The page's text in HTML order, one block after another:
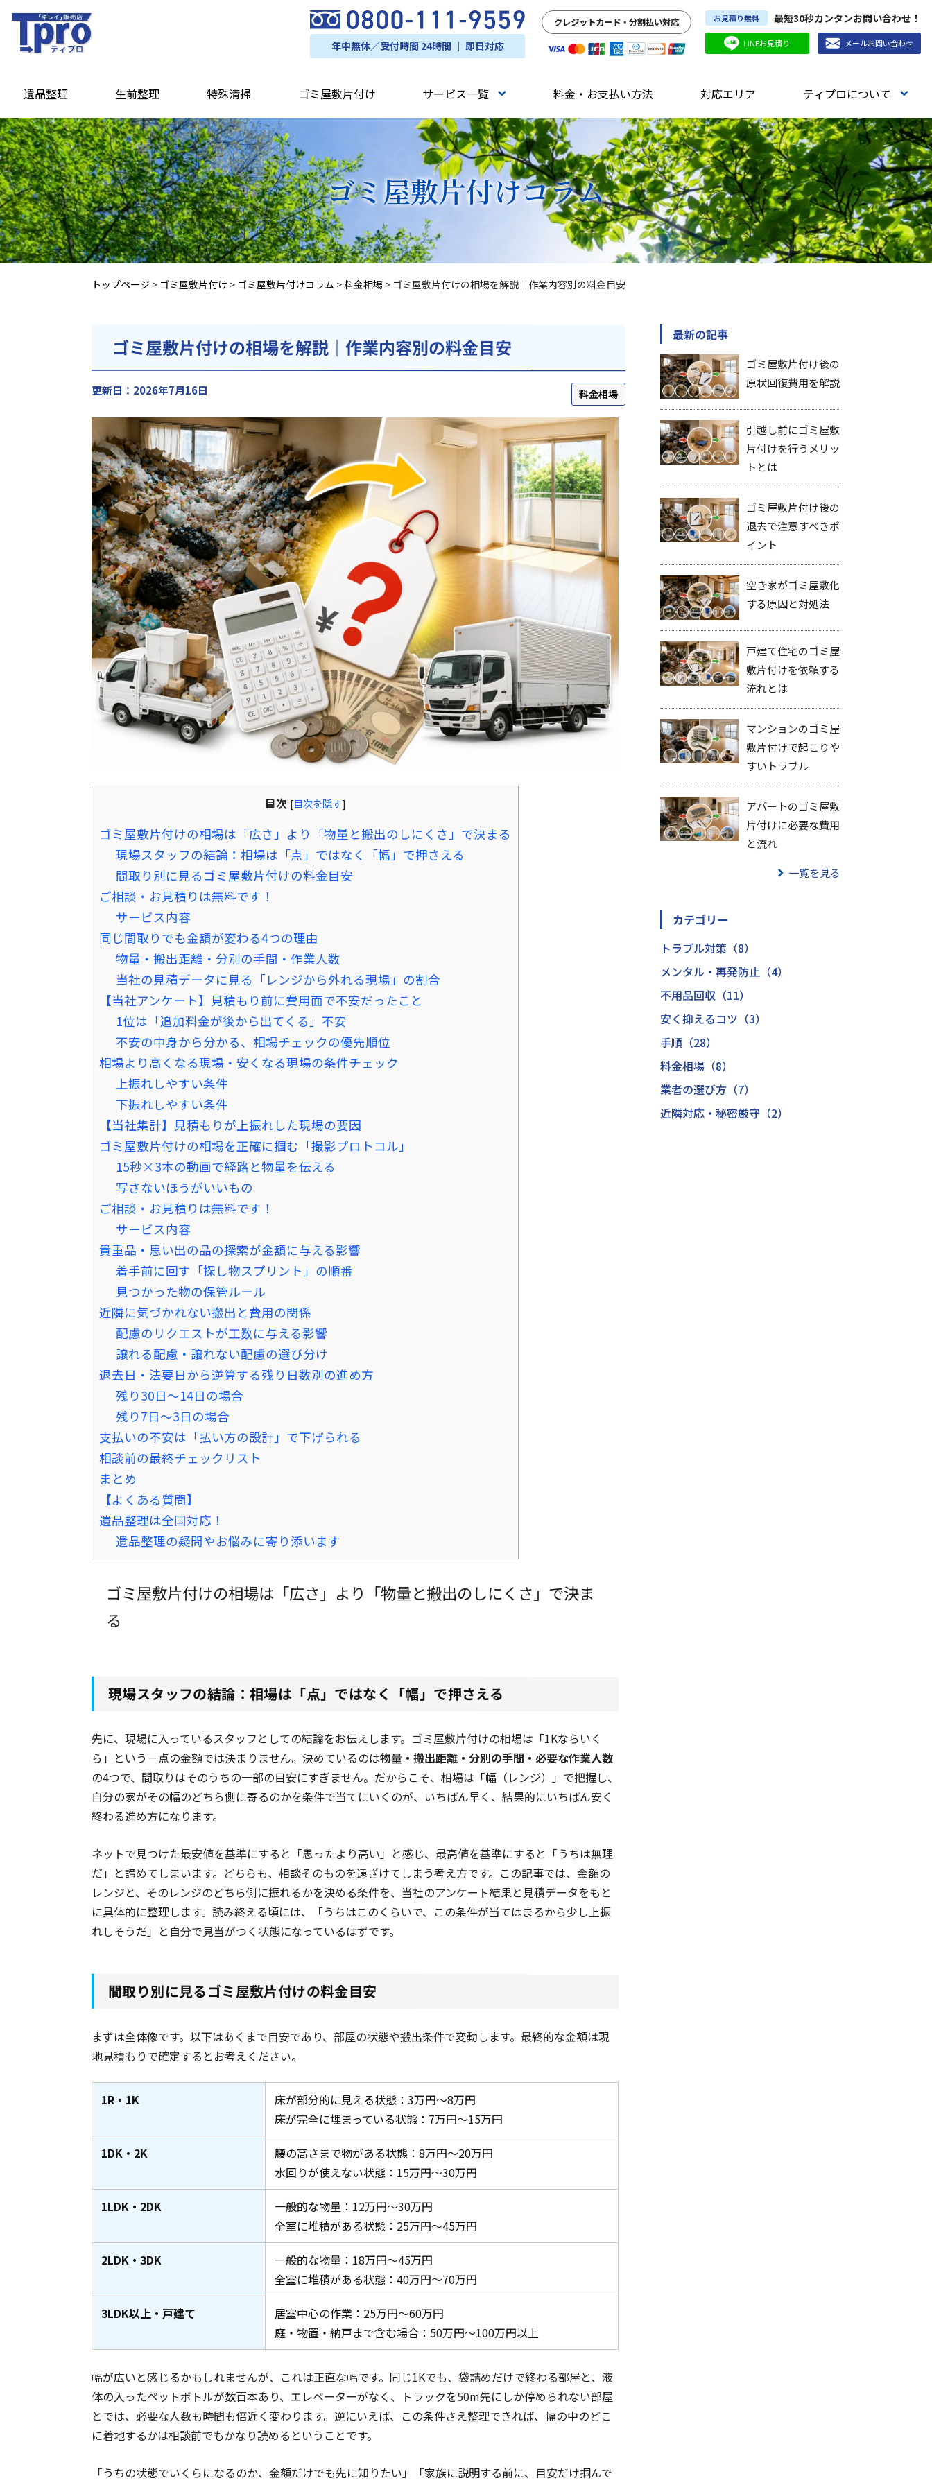
年中無休／受付時間 24時間 ｜ 即日対応
クレジットカード・分割払い対応 お見積り無料 最短30秒カンタンお問い合わせ！
LINEお見積り メールお問い合わせ
遺品整理 生前整理 特殊清掃 ゴミ屋敷片付け サービス一覧 料金・お支払い方法 対応エリア ティプロについて
ゴミ屋敷片付けコラム
トップページ > ゴミ屋敷片付け > ゴミ屋敷片付けコラム >料金相場 > ゴミ屋敷片付けの相場を解説｜作業内容別の料金目安
ゴミ屋敷片付けの相場を解説｜作業内容別の料金目安
更新日：2026年7月16日 料金相場
目次 [目次を隠す]
ゴミ屋敷片付けの相場は「広さ」より「物量と搬出のしにくさ」で決まる
現場スタッフの結論：相場は「点」ではなく「幅」で押さえる
間取り別に見るゴミ屋敷片付けの料金目安
ご相談・お見積りは無料です！
サービス内容
同じ間取りでも金額が変わる4つの理由
物量・搬出距離・分別の手間・作業人数
当社の見積データに見る「レンジから外れる現場」の割合
【当社アンケート】見積もり前に費用面で不安だったこと
1位は「追加料金が後から出てくる」不安
不安の中身から分かる、相場チェックの優先順位
相場より高くなる現場・安くなる現場の条件チェック
上振れしやすい条件
下振れしやすい条件
【当社集計】見積もりが上振れした現場の要因
ゴミ屋敷片付けの相場を正確に掴む「撮影プロトコル」
15秒×3本の動画で経路と物量を伝える
写さないほうがいいもの
ご相談・お見積りは無料です！
サービス内容
貴重品・思い出の品の探索が金額に与える影響
着手前に回す「探し物スプリント」の順番
見つかった物の保管ルール
近隣に気づかれない搬出と費用の関係
配慮のリクエストが工数に与える影響
譲れる配慮・譲れない配慮の選び分け
退去日・法要日から逆算する残り日数別の進め方
残り30日〜14日の場合
残り7日〜3日の場合
支払いの不安は「払い方の設計」で下げられる
相談前の最終チェックリスト
まとめ
【よくある質問】
遺品整理は全国対応！
遺品整理の疑問やお悩みに寄り添います
ゴミ屋敷片付けの相場は「広さ」より「物量と搬出のしにくさ」で決ま
る
現場スタッフの結論：相場は「点」ではなく「幅」で押さえる
先に、現場に入っているスタッフとしての結論をお伝えします。ゴミ屋敷片付けの相場は「1Kならいく
ら」という一点の金額では決まりません。決めているのは物量・搬出距離・分別の手間・必要な作業人数
の4つで、間取りはそのうちの一部の目安にすぎません。だからこそ、相場は「幅（レンジ）」で把握し、
自分の家がその幅のどちら側に寄るのかを条件で当てにいくのが、いちばん早く、結果的にいちばん安く
終わる進め方になります。
ネットで見つけた最安値を基準にすると「思ったより高い」と感じ、最高値を基準にすると「うちは無理
だ」と諦めてしまいます。どちらも、相談そのものを遠ざけてしまう考え方です。この記事では、金額の
レンジと、そのレンジのどちら側に振れるかを決める条件を、当社のアンケート結果と見積データをもと
に具体的に整理します。読み終える頃には、「うちはこのくらいで、この条件が当てはまるから少し上振
れしそうだ」と自分で見当がつく状態になっているはずです。
間取り別に見るゴミ屋敷片付けの料金目安
まずは全体像です。以下はあくまで目安であり、部屋の状態や搬出条件で変動します。最終的な金額は現
地見積もりで確定するとお考えください。
1R・1K 床が部分的に見える状態： 3万円〜8万円
床が完全に埋まっている状態： 7万円〜15万円
1DK・2K 腰の高さまで物がある状態： 8万円〜20万円
水回りが使えない状態： 15万円〜30万円
1LDK・2DK 一般的な物量： 12万円〜30万円
全室に堆積がある状態： 25万円〜45万円
2LDK・3DK 一般的な物量： 18万円〜45万円
全室に堆積がある状態： 40万円〜70万円
3LDK以上・戸建て 居室中心の作業： 25万円〜60万円
庭・物置・納戸まで含む場合： 50万円〜100万円以上
幅が広いと感じるかもしれませんが、これは正直な幅です。同じ1Kでも、袋詰めだけで終わる部屋と、液
体の入ったペットボトルが数百本あり、エレベーターがなく、トラックを50m先にしか停められない部屋
とでは、必要な人数も時間も倍近く変わります。逆にいえば、この条件さえ整理できれば、幅の中のどこ
に着地するかは相談前でもかなり読めるということです。
「うちの状態でいくらになるのか、金額だけでも先に知りたい」「家族に説明する前に、目安だけ掴んで
最新の記事
ゴミ屋敷片付け後の
原状回復費用を解説
引越し前にゴミ屋敷
片付けを行うメリッ
トとは
ゴミ屋敷片付け後の
退去で注意すべきポ
イント
空き家がゴミ屋敷化
する原因と対処法
戸建て住宅のゴミ屋
敷片付けを依頼する
流れとは
マンションのゴミ屋
敷片付けで起こりや
すいトラブル
アパートのゴミ屋敷
片付けに必要な費用
と流れ
一覧を見る
カテゴリー
トラブル対策（8）
メンタル・再発防止（4）
不用品回収（11）
安く抑えるコツ（3）
手順（28）
料金相場（8）
業者の選び方（7）
近隣対応・秘密厳守（2）